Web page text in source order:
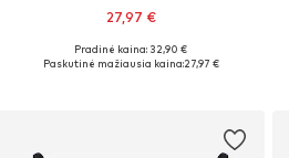
27,97 €
Galimi dydžiai: 70 C
Pradinė kaina: 32,90 €
Paskutinė mažiausia kaina:27,97 €